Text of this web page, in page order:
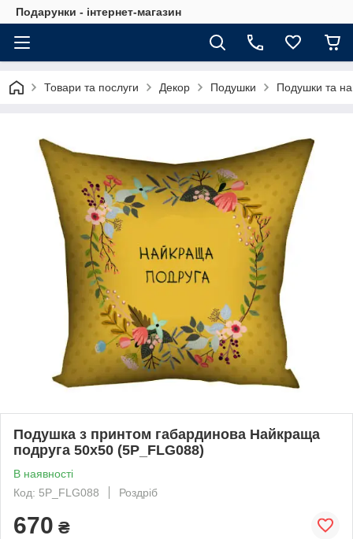
Подарунки - інтернет-магазин
Товари та послуги Декор Подушки Подушки та
Подушка з принтом габардинова Найкраща
подруга 50x50 (5P_FLG088)
В наявності
Код: 5P_FLG088
Роздріб
670 ₴